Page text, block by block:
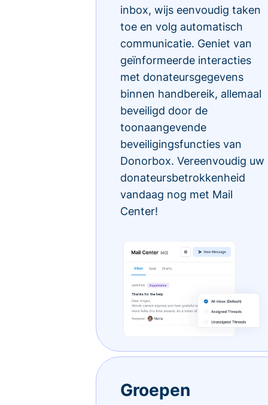
inbox, wijs eenvoudig taken
toe en volg automatisch
communicatie. Geniet van
geïnformeerde interacties
met donateursgegevens
binnen handbereik, allemaal
beveiligd door de
toonaangevende
beveiligingsfuncties van
Donorbox. Vereenvoudig uw
donateursbetrokkenheid
vandaag nog met Mail
Center!
Groepen